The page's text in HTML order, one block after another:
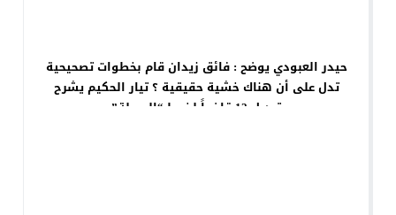
حيدر العبودي يوضح : فائق زيدان قام بخطوات تصحيحية
تدل على أن هناك خشية حقيقية ؟ تيار الحكيم يشرح
تبديل 12 قاضياً لضبط “الصولة”